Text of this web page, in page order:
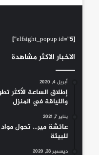
[elfsight_popup id="5"]
الاخبار الاكثر مشاهدة
أبريل 4, 2020
إطلاق الساعة الأكثر
واللياقة في المنزل
يناير 7, 2021
عائشة مير… تحول
للبيئة
ديسمبر 28, 2020